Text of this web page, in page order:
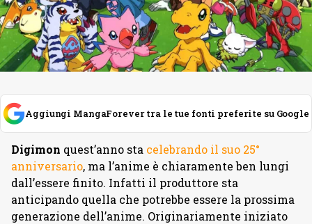
Aggiungi MangaForever tra le tue fonti preferite su Google
Digimon quest’anno sta celebrando il suo 25°
anniversario, ma l’anime è chiaramente ben lungi
dall’essere finito. Infatti il produttore sta
anticipando quella che potrebbe essere la prossima
generazione dell’anime. Originariamente iniziato